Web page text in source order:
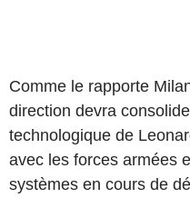
Comme le rapporte
direction devra
technologique de
avec les forces armées
systèmes en cours de